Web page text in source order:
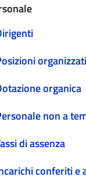
organica
non a
di assenza
conferiti e